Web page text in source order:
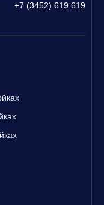
+7 (3452) 619 619